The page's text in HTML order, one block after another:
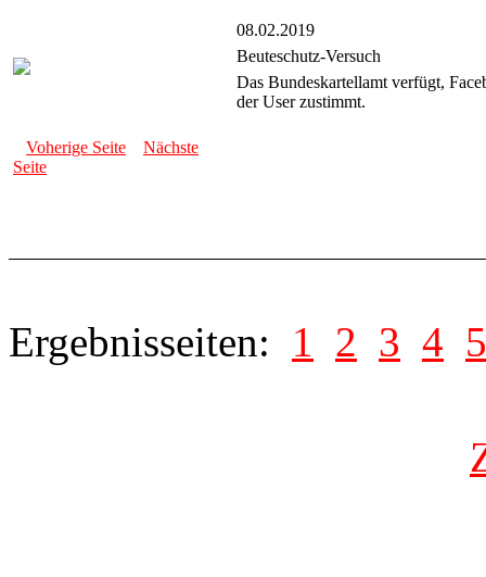
08.02.2019
Beuteschutz-Versuch
Das Bundeskartellamt verfügt,
der User zustimmt.
Voherige Seite
Nächste
Seite
Ergebnisseiten: 1 2 3 4 5